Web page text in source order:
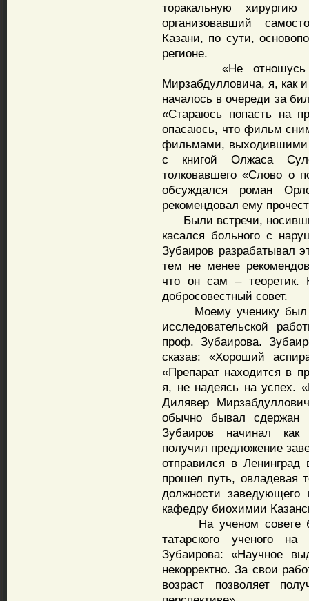
торакальную
организовавший
Казани, по сути,
регионе.
«Не отношусь к
Мирзабдулловича, я, как
началось в очереди за
«Стараюсь попасть на
опасаюсь, что фильм
фильмами, выходившими
с книгой Олжаса
толковавшего «Слово о
обсуждался роман
рекомендовал ему
Были встречи,
касался больного с
Зубаиров разрабатывал
тем не менее
что он сам – теоретик.
добросовестный совет.
Моему ученику был
исследовательской
проф. Зубаирова.
сказав: «Хороший
«Препарат находится в
я, не надеясь на успех.
Дилявер
обычно бывал сдержан
Зубаиров начинал как
получил предложение
отправился в
прошел путь, овладевая
должности заведующего
кафедру биохимии
На ученом совете
татарского ученого на
Зубаирова: «Научное
некорректно. За свои
возраст позволяет